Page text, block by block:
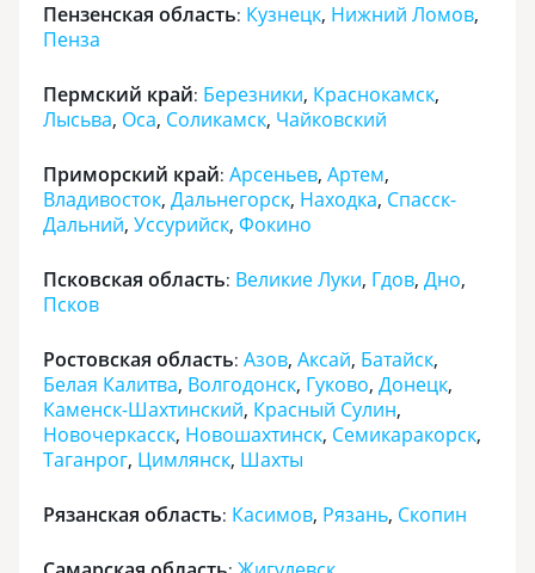
Пензенская область: Кузнецк, Нижний Ломов,
Пенза
Пермский край: Березники, Краснокамск,
Лысьва, Оса, Соликамск, Чайковский
Приморский край: Арсеньев, Артем,
Владивосток, Дальнегорск, Находка, Спасск-
Дальний, Уссурийск, Фокино
Псковская область: Великие Луки, Гдов, Дно,
Псков
Ростовская область: Азов, Аксай, Батайск,
Белая Калитва, Волгодонск, Гуково, Донецк,
Каменск-Шахтинский, Красный Сулин,
Новочеркасск, Новошахтинск, Семикаракорск,
Таганрог, Цимлянск, Шахты
Рязанская область: Касимов, Рязань, Скопин